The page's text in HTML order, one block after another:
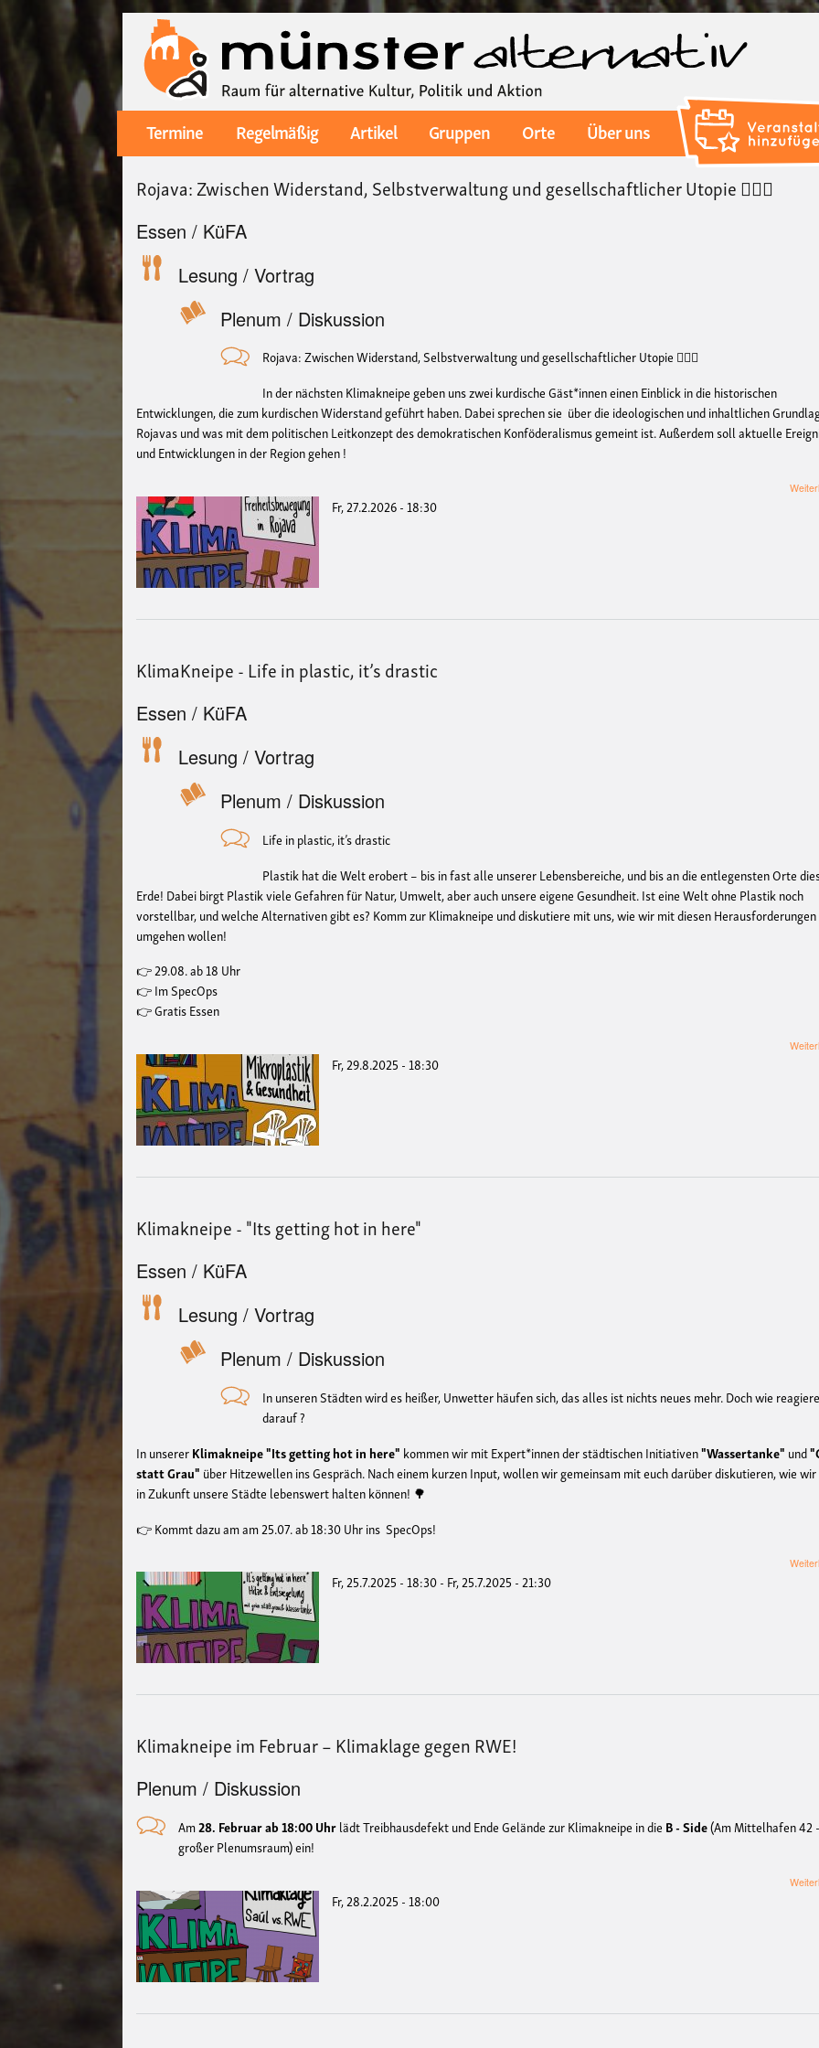
Inhalt
Main
navigation
Termine Regelmäßig Artikel Gruppen Orte
Über uns
Rojava: Zwischen Widerstand, Selbstverwaltung und gesellschaftlicher Utopie ✊🏽🌿
Essen / KüFA
Lesung / Vortrag
Plenum / Diskussion
Rojava: Zwischen Widerstand, Selbstverwaltung und gesellschaftlicher Utopie ✊🏽🌿
In der nächsten Klimakneipe geben uns zwei kurdische Gäst*innen einen Einblick in die historischen
Entwicklungen, die zum kurdischen Widerstand geführt haben. Dabei sprechen sie über die ideologischen und inhaltlichen
Rojavas und was mit dem politischen Leitkonzept des demokratischen Konföderalismus gemeint ist. Außerdem soll aktuelle
und Entwicklungen in der Region gehen !
Fr, 27.2.2026 - 18:30
KlimaKneipe - Life in plastic, it’s drastic
Essen / KüFA
Lesung / Vortrag
Plenum / Diskussion
Life in plastic, it’s drastic
Plastik hat die Welt erobert – bis in fast alle unserer Lebensbereiche, und bis an die entlegensten Orte
Erde! Dabei birgt Plastik viele Gefahren für Natur, Umwelt, aber auch unsere eigene Gesundheit. Ist eine Welt ohne Plastik noch
vorstellbar, und welche Alternativen gibt es? Komm zur Klimakneipe und diskutiere mit uns, wie wir mit diesen Herausforderungen
umgehen wollen!
👉 29.08. ab 18 Uhr
👉 Im SpecOps
👉 Gratis Essen
Fr, 29.8.2025 - 18:30
Klimakneipe - "Its getting hot in here"
Essen / KüFA
Lesung / Vortrag
Plenum / Diskussion
In unseren Städten wird es heißer, Unwetter häufen sich, das alles ist nichts neues mehr. Doch wie
darauf ?
In unsererKlimakneipe "Its getting hot in here" kommen wir mit Expert*innen der städtischen Initiativen"Wassertanke" und
statt Grau" über Hitzewellen ins Gespräch. Nach einem kurzen Input, wollen wir gemeinsam mit euch darüber diskutieren, wie
in Zukunft unsere Städte lebenswert halten können! 🌳
👉 Kommt dazu am am 25.07. ab 18:30 Uhr ins SpecOps!
Fr, 25.7.2025 - 18:30- Fr, 25.7.2025 - 21:30
Klimakneipe im Februar – Klimaklage gegen RWE!
Plenum / Diskussion
Am28. Februar ab 18:00 Uhrlädt Treibhausdefekt und Ende Gelände zur Klimakneipe in die B - Side(Am Mittelhafen 42 -
großer Plenumsraum) ein!
Fr, 28.2.2025 - 18:00